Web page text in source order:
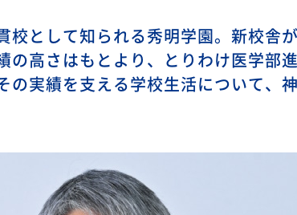
校として知られる秀明学園。新校舎
の高さはもとより、とりわけ医学部
の実績を支える学校生活について、